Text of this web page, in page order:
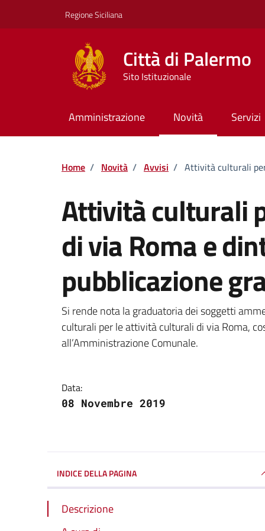
Regione Siciliana
Città di Palermo
Sito Istituzionale
Amministrazione Novità Servizi
Home / Novità / Avvisi / Attività culturali
Attività culturali
di via Roma e
pubblicazione
Dettagli della
Si rende nota la graduatoria dei soggetti
culturali per le attività culturali di via Roma,
all’Amministrazione Comunale.
Data:
08 Novembre 2019
INDICE DELLA PAGINA
Descrizione